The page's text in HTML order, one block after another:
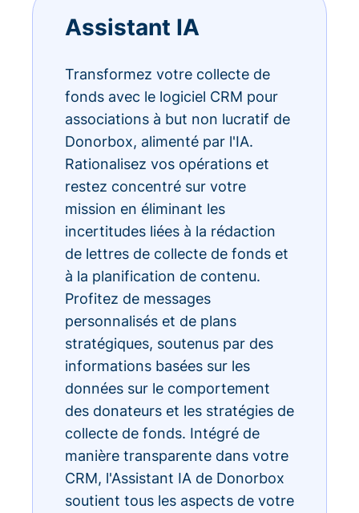
Assistant IA
Transformez votre collecte de
fonds avec le logiciel CRM pour
associations à but non lucratif de
Donorbox, alimenté par l'IA.
Rationalisez vos opérations et
restez concentré sur votre
mission en éliminant les
incertitudes liées à la rédaction
de lettres de collecte de fonds et
à la planification de contenu.
Profitez de messages
personnalisés et de plans
stratégiques, soutenus par des
informations basées sur les
données sur le comportement
des donateurs et les stratégies de
collecte de fonds. Intégré de
manière transparente dans votre
CRM, l'Assistant IA de Donorbox
soutient tous les aspects de votre